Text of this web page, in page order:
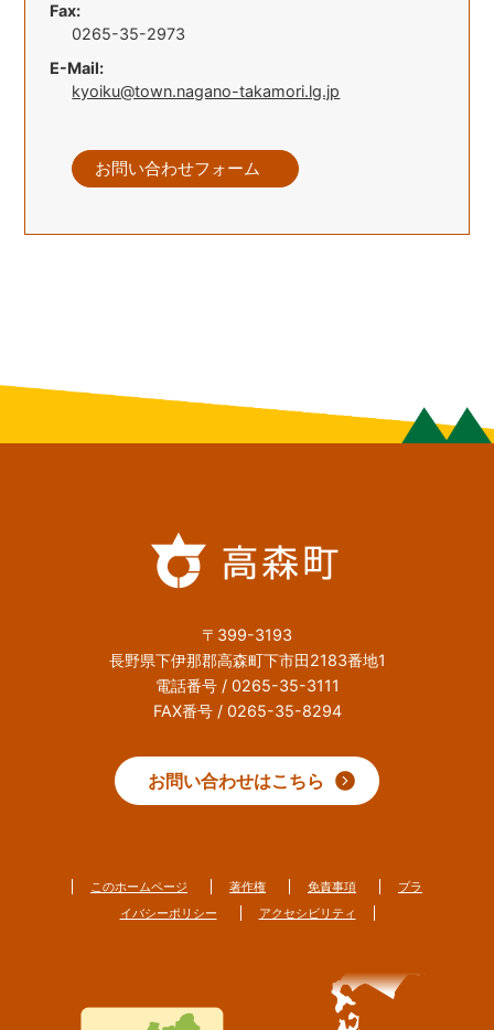
Fax:
0265-35-2973
E-Mail:
kyoiku@town.nagano-takamori.lg.jp
お問い合わせフォーム
〒399-3193
長野県下伊那郡高森町下市田2183番地1
電話番号 / 0265-35-3111
FAX番号 / 0265-35-8294
お問い合わせはこちら
このホームページ 著作権 免責事項
プラ
イバシーポリシー
アクセシビリティ